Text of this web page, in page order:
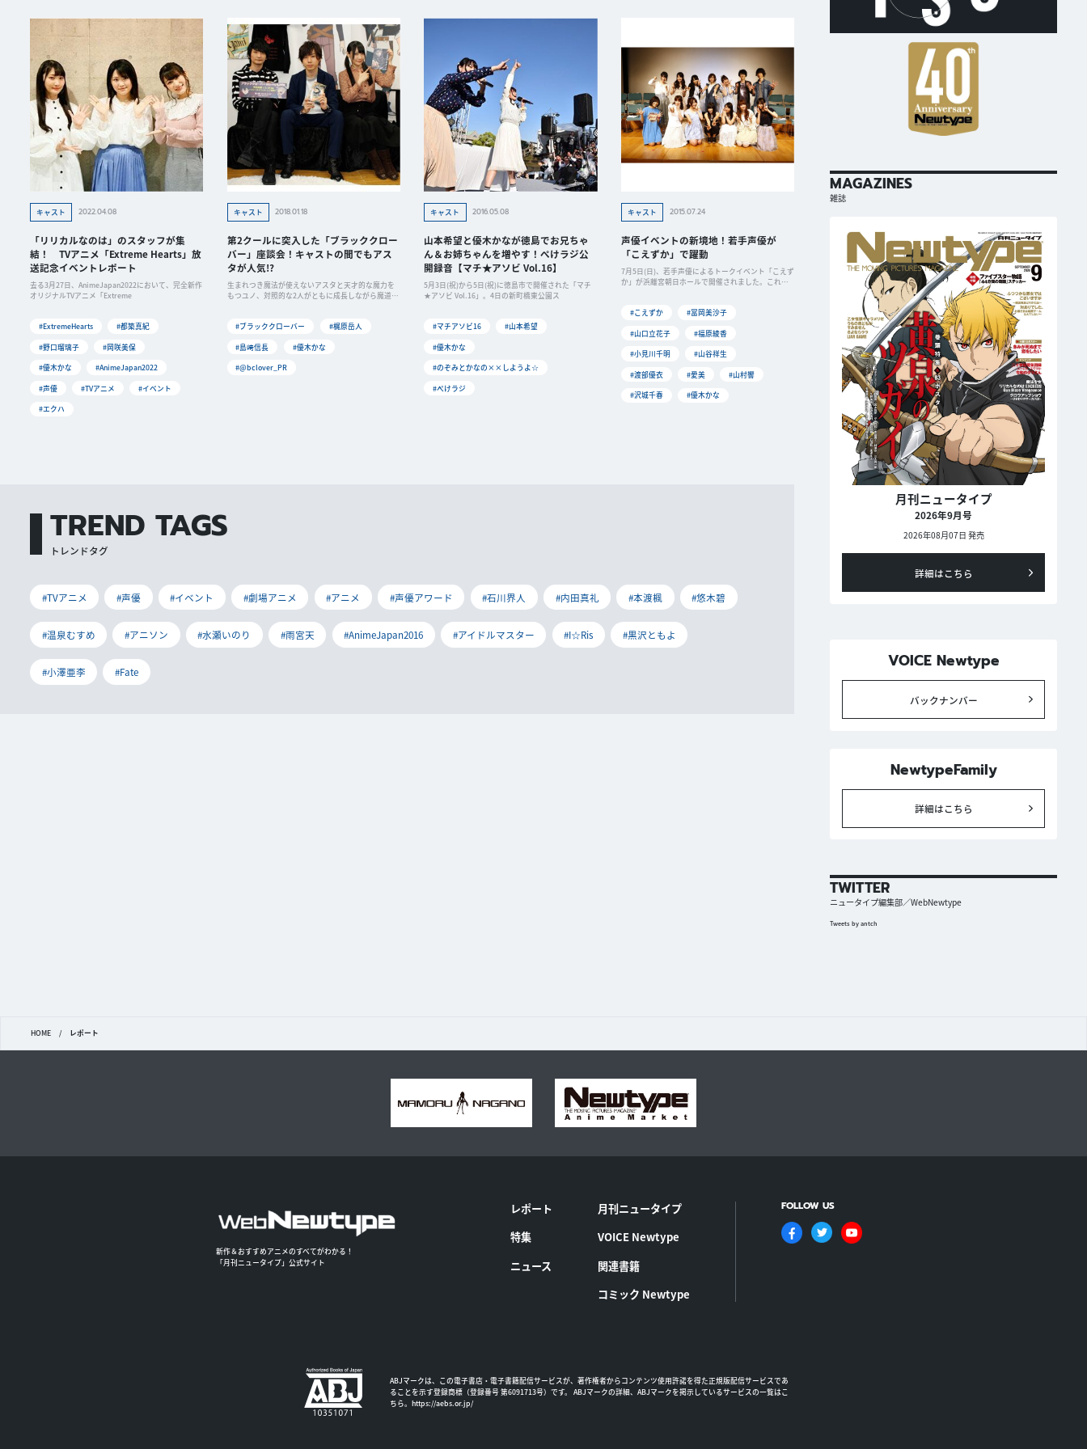
キャスト 2022.04.08
「リリカルなのは」のスタッフが集
結！ TVアニメ「Extreme Hearts」放
送記念イベントレポート
去る3月27日、AnimeJapan2022において、完全新作
オリジナルTVアニメ「Extreme
#ExtremeHearts
#都築真紀
#野口瑠璃子
#岡咲美保
#優木かな
#AnimeJapan2022
#声優
#TVアニメ
#イベント
#エクハ
キャスト 2018.01.18
第2クールに突入した「ブラッククロー
バー」座談会！キャストの間でもアス
タが人気!?
生まれつき魔法が使えないアスタと天才的な魔力を
もつユノ、対照的な2人がともに成長しながら魔道士
#ブラッククローバー
#梶原岳人
#島﨑信長
#優木かな
#@bclover_PR
キャスト 2016.05.08
山本希望と優木かなが徳島でお兄ちゃ
ん＆お姉ちゃんを増やす！ぺけラジ公
開録音【マチ★アソビ Vol.16】
5月3日(祝)から5日(祝)に徳島市で開催された「マチ
★アソビ Vol.16」。4日の新町橋東公園ス
#マチアソビ16
#山本希望
#優木かな
#のぞみとかなの××しようよ☆
#ぺけラジ
キャスト 2015.07.24
声優イベントの新境地！若手声優が
「こえずか」で躍動
7月5日(日)、若手声優によるトークイベント「こえず
か」が浜離宮朝日ホールで開催されました。これ
#こえずか
#冨岡美沙子
#山口立花子
#福原綾香
#小見川千明
#山谷祥生
#渡部優衣
#愛美
#山村響
#沢城千春
#優木かな
TREND TAGS
トレンドタグ
#TVアニメ #声優 #イベント #劇場アニメ #アニメ #声優アワード #石川界人 #内田真礼 #本渡楓 #悠木碧
#温泉むすめ #アニソン #水瀬いのり #雨宮天 #AnimeJapan2016 #アイドルマスター #I☆Ris #黒沢ともよ
#小澤亜李 #Fate
MAGAZINES
雑誌
月刊ニュータイプ
2026年9月号
2026年08月07日 発売
詳細はこちら
VOICE Newtype
バックナンバー
NewtypeFamily
詳細はこちら
TWITTER
ニュータイプ編集部／WebNewtype
Tweets by antch
HOME / レポート
新作＆おすすめアニメのすべてがわかる！
「月刊ニュータイプ」公式サイト
レポート
特集
ニュース
月刊ニュータイプ
VOICE Newtype
関連書籍
コミック Newtype
FOLLOW US
ABJマークは、この電子書店・電子書籍配信サービスが、著作権者からコンテンツ使用許諾を得た正規版配信サービスであ
ることを示す登録商標（登録番号 第6091713号）です。 ABJマークの詳細、ABJマークを掲示しているサービスの一覧はこ
ちら。 https://aebs.or.jp/